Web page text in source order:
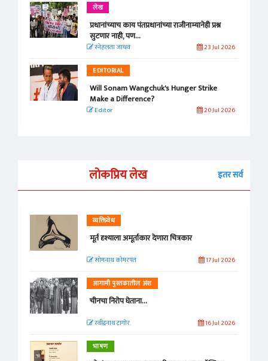
लेख
प्रधानांच्याच काय पंतप्रधानांच्या राजीनाम्यानेही प्रश्न
सुटणार नाही, पण...
स्नेहलता जाधव 23 Jul 2026
EDITORIAL
Will Sonam Wangchuk's Hunger Strike
Make a Difference?
Editor 20 Jul 2026
लोकप्रिय लेख इतर सर्व
व्यक्तिवेध
मूर्त दृश्याला अमूर्ताकार देणारा चित्रकार
सोमनाथ कोमरपंत 17 Jul 2026
आगामी पुस्तकातील अंश
चीनचा निरोप घेताना...
रवींद्रनाथ टागोर. 16 Jul 2026
भाषण